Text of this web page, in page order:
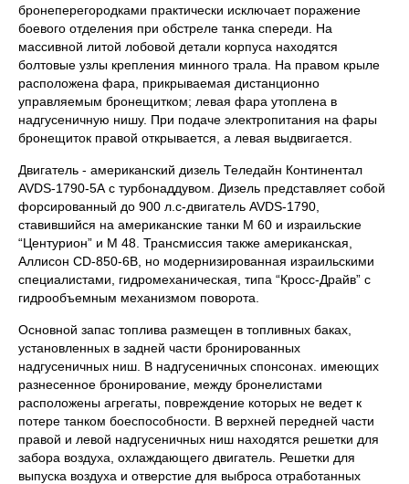
бронеперегородками практически исключает поражение
боевого отделения при обстреле танка спереди. На
массивной литой лобовой детали корпуса находятся
болтовые узлы крепления минного трала. На правом крыле
расположена фара, прикрываемая дистанционно
управляемым бронещитком; левая фара утоплена в
надгусеничную нишу. При подаче электропитания на фары
бронещиток правой открывается, а левая выдвигается.
Двигатель - американский дизель Теледайн Континентал
AVDS-1790-5А с турбонаддувом. Дизель представляет собой
форсированный до 900 л.с-двигатель AVDS-1790,
ставившийся на американские танки М 60 и израильские
“Центурион” и М 48. Трансмиссия также американская,
Аллисон CD-850-6В, но модернизированная израильскими
специалистами, гидромеханическая, типа “Кросс-Драйв” с
гидрообъемным механизмом поворота.
Основной запас топлива размещен в топливных баках,
установленных в задней части бронированных
надгусеничных ниш. В надгусеничных спонсонах. имеющих
разнесенное бронирование, между бронелистами
расположены агрегаты, повреждение которых не ведет к
потере танком боеспособности. В верхней передней части
правой и левой надгусеничных ниш находятся решетки для
забора воздуха, охлаждающего двигатель. Решетки для
выпуска воздуха и отверстие для выброса отработанных